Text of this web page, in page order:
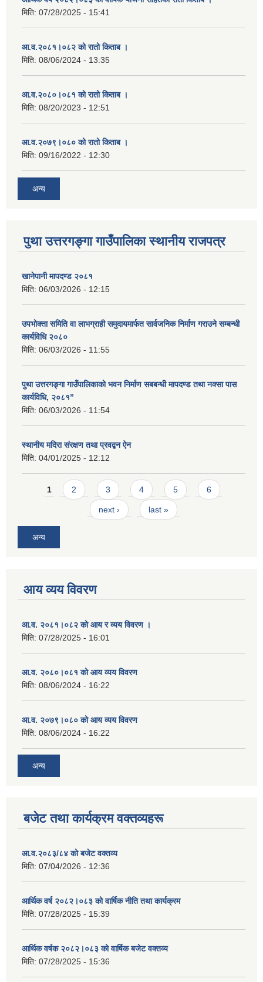
मिति: 07/28/2025 - 15:41
आ.व.२०८१।०८२ को रातो किताब ।
मिति: 08/06/2024 - 13:35
आ.व.२०८०।०८१ को रातो किताब ।
मिति: 08/20/2023 - 12:51
आ.व.२०७९।०८० को रातो किताब ।
मिति: 09/16/2022 - 12:30
अन्य
पुथा उत्तरगङ्गा गाउँपालिका स्थानीय राजपत्र
खानेपानी मापदण्ड २०८१
मिति: 06/03/2026 - 12:15
उपभोक्ता समिति वा लाभग्राही समुदायमार्फत सार्वजनिक निर्माण गराउने सम्बन्धी
कार्यविधि २०८०
मिति: 06/03/2026 - 11:55
पुथा उत्तरगङ्गा गाउँपालिकाको भवन निर्माण सबबन्धी मापदण्ड तथा नक्सा पास
कार्यविधि, २०८१”
मिति: 06/03/2026 - 11:54
स्थानीय मदिरा संरक्षण तथा प्रवद्बन ऐन
मिति: 04/01/2025 - 12:12
Pages
1 2 3 4 5 6
next › last »
अन्य
आय व्यय विवरण
आ.व. २०८१।०८२ को आय र व्यय विवरण ।
मिति: 07/28/2025 - 16:01
आ.व. २०८०।०८१ को आय व्यय विवरण
मिति: 08/06/2024 - 16:22
आ.व. २०७९।०८० को आय व्यय विवरण
मिति: 08/06/2024 - 16:22
अन्य
बजेट तथा कार्यक्रम वक्तव्यहरू
आ.व.२०८३/८४ को बजेट वक्तव्य
मिति: 07/04/2026 - 12:36
आर्थिक वर्ष २०८२।०८३ को वार्षिक नीति तथा कार्यक्रम
मिति: 07/28/2025 - 15:39
आर्थिक वर्षक २०८२।०८३ को वार्षिक बजेट वक्तव्य
मिति: 07/28/2025 - 15:36